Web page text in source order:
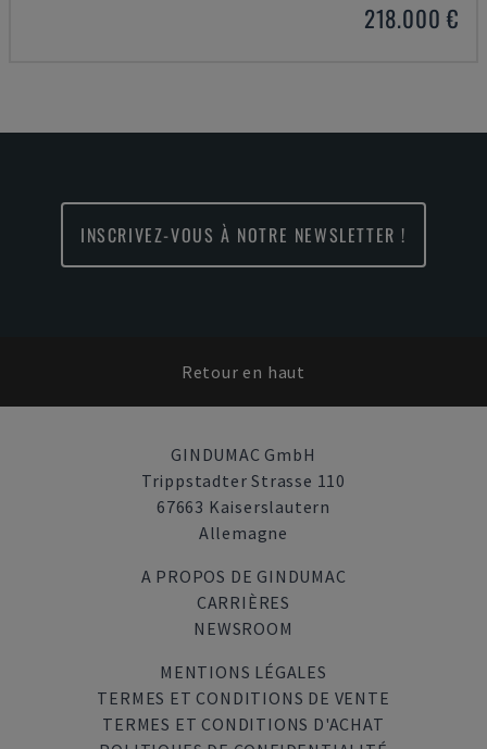
218.000 €
INSCRIVEZ-VOUS À NOTRE NEWSLETTER !
Retour en haut
GINDUMAC GmbH
Trippstadter Strasse 110
67663 Kaiserslautern
Allemagne
A PROPOS DE GINDUMAC
CARRIÈRES
NEWSROOM
MENTIONS LÉGALES
TERMES ET CONDITIONS DE VENTE
TERMES ET CONDITIONS D'ACHAT